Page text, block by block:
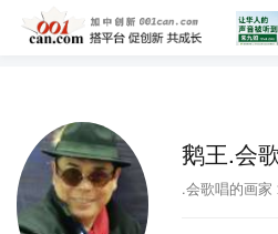
鹅王.会
.会歌唱的画家